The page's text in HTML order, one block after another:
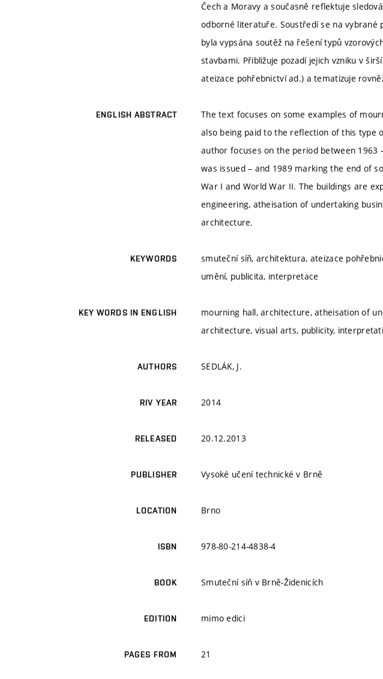
Čech a Moravy a současně reflektuje
odborné literatuře. Soustředí se na vybrané
byla vypsána soutěž na řešení typů
stavbami. Přibližuje pozadí jejich vzniku v
ateizace pohřebnictví ad.) a tematizuje
ENGLISH ABSTRACT
The text focuses on some examples of
also being paid to the reflection of this type
author focuses on the period between
was issued – and 1989 marking the end of
War I and World War II. The buildings are
engineering, atheisation of undertaking
architecture.
KEYWORDS
smuteční síň, architektura, ateizace
umění, publicita, interpretace
KEY WORDS IN ENGLISH
mourning hall, architecture, atheisation of
architecture, visual arts, publicity,
AUTHORS SEDLÁK, J.
RIV YEAR 2014
RELEASED 20.12.2013
PUBLISHER Vysoké učení technické v Brně
LOCATION Brno
ISBN 978-80-214-4838-4
BOOK Smuteční síň v Brně-Židenicích
EDITION mimo edici
PAGES FROM 21